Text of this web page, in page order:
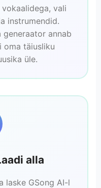
vali
instrumendid.
generaator annab
oma täiusliku
üle.
alla
laske GSong AI-l